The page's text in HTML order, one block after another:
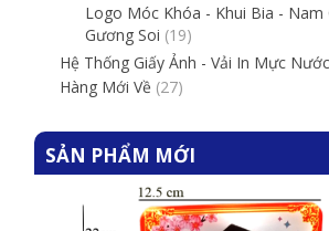
Logo Móc Khóa - Khui Bia - Nam
Gương Soi (19)
Hệ Thống Giấy Ảnh - Vải In Mực Nước
Hàng Mới Về (27)
SẢN PHẨM MỚI